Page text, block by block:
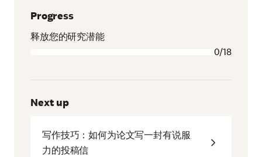
Progress
释放您的研究潜能
0/18
Next up
写作技巧：如何为论文写一封有说服
力的投稿信